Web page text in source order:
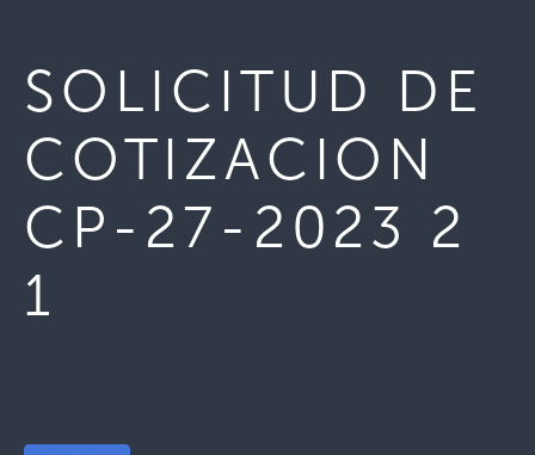
SOLICITUD DE
COTIZACION
CP-27-2023 2
1